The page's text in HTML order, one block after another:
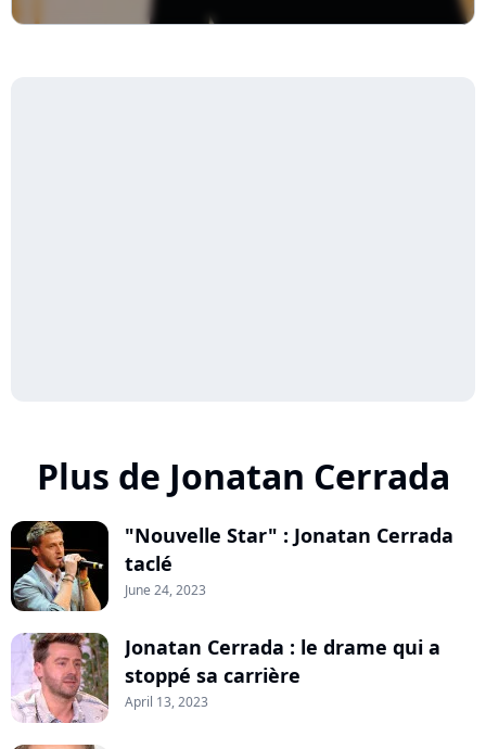
Plus de Jonatan Cerrada
"Nouvelle Star" : Jonatan Cerrada
taclé
June 24, 2023
Jonatan Cerrada : le drame qui a
stoppé sa carrière
April 13, 2023